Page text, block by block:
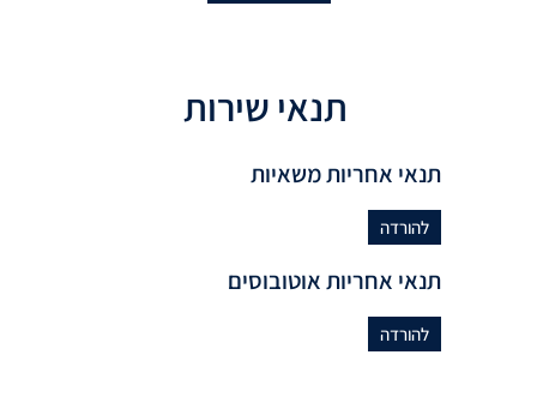
תנאי שירות
תנאי אחריות משאיות
להורדה
תנאי אחריות אוטובוסים
להורדה